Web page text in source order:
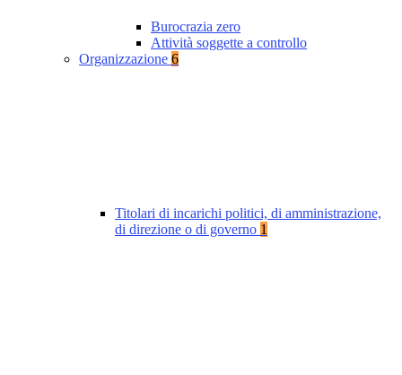
Burocrazia zero
Attività soggette a controllo
Organizzazione 6
Titolari di incarichi politici, di amministrazione,
di direzione o di governo 1